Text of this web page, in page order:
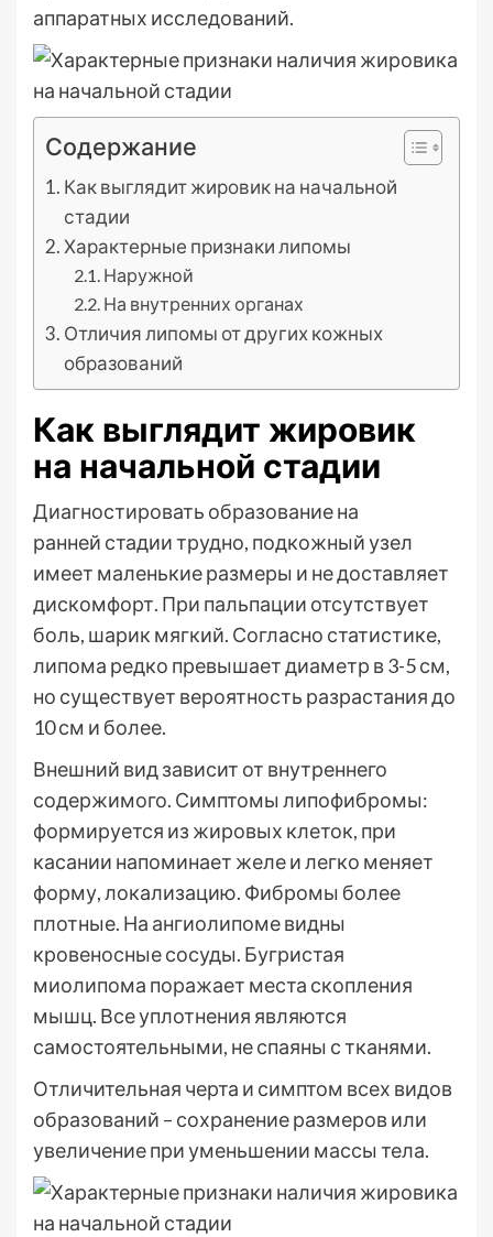
аппаратных исследований.
Содержание
Как выглядит жировик на начальной
стадии
Характерные признаки липомы
Наружной
На внутренних органах
Отличия липомы от других кожных
образований
Как выглядит жировик
на начальной стадии
Диагностировать образование на
ранней стадии трудно, подкожный узел
имеет маленькие размеры и не доставляет
дискомфорт. При пальпации отсутствует
боль, шарик мягкий. Согласно статистике,
липома редко превышает диаметр в 3-5 см,
но существует вероятность разрастания до
10 см и более.
Внешний вид зависит от внутреннего
содержимого. Симптомы липофибромы:
формируется из жировых клеток, при
касании напоминает желе и легко меняет
форму, локализацию. Фибромы более
плотные. На ангиолипоме видны
кровеносные сосуды. Бугристая
миолипома поражает места скопления
мышц. Все уплотнения являются
самостоятельными, не спаяны с тканями.
Отличительная черта и симптом всех видов
образований – сохранение размеров или
увеличение при уменьшении массы тела.